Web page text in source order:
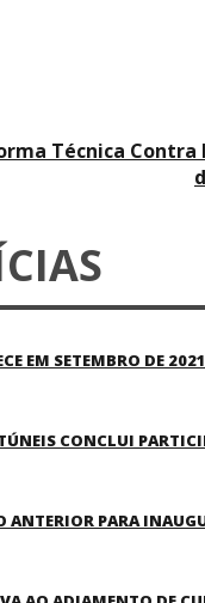
Técnica Contra
EM SETEMBRO DE 2021
CONCLUI
PARA